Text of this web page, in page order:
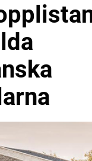
Reportage
Läs e-